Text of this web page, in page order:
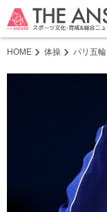
HOME 体操 パリ五輪